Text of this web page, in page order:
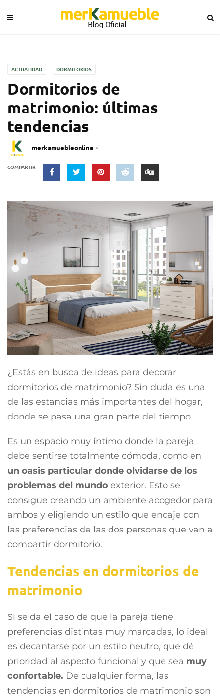
ACTUALIDAD DORMITORIOS
Dormitorios de
matrimonio: últimas
tendencias
merkamuebleonline
COMPARTIR
¿Estás en busca de ideas para decorar
dormitorios de matrimonio? Sin duda es una
de las estancias más importantes del hogar,
donde se pasa una gran parte del tiempo.
Es un espacio muy íntimo donde la pareja
debe sentirse totalmente cómoda, como en
un oasis particular donde olvidarse de los
problemas del mundo exterior. Esto se
consigue creando un ambiente acogedor para
ambos y eligiendo un estilo que encaje con
las preferencias de las dos personas que van a
compartir dormitorio.
Tendencias en dormitorios de
matrimonio
Si se da el caso de que la pareja tiene
preferencias distintas muy marcadas, lo ideal
es decantarse por un estilo neutro, que dé
prioridad al aspecto funcional y que sea muy
confortable. De cualquier forma, las
tendencias en dormitorios de matrimonio son